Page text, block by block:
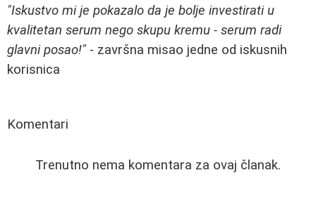
"Iskustvo mi je pokazalo da je bolje investirati u
kvalitetan serum nego skupu kremu - serum radi
glavni posao!" - završna misao jedne od iskusnih
korisnica
Komentari
Trenutno nema komentara za ovaj članak.